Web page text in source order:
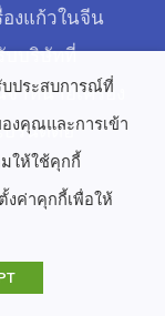
งแก้วในจีน
บบริษัทที่
หน่ายเครื่อง
บรนด์ต่อ
บประสบการณ์ที่
งคุณและการเข้า
ให้ใช้คุกกี้
ค่าคุกกี้เพื่อให้